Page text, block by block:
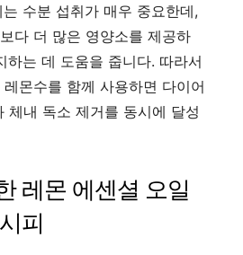
수분 섭취가 매우 중요한데,
다 더 많은 영양소를 제공하
하는 데 도움을 줍니다. 따라서
몬수를 함께 사용하면 다이어
체내 독소 제거를 동시에 달성
레몬 에센셜 오일
피